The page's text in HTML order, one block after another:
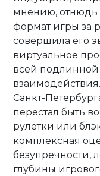
мнению, отнюдь
формат игры за
совершила его
виртуальное
всей
Санкт-
перестал быть
рулетки или
комплексная
безупречности,
глубины